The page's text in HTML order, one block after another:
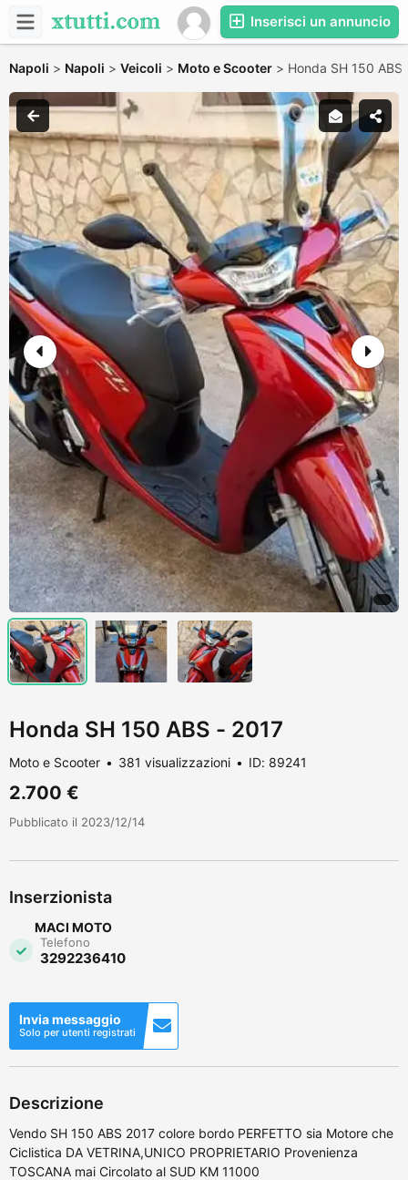
Inserisci un annuncio
Napoli > Napoli > Veicoli > Moto e Scooter > Honda SH 150
Honda SH 150 ABS - 2017
Moto e Scooter 381 visualizzazioni ID: 89241
2.700 €
Pubblicato il 2023/12/14
Inserzionista
MACI MOTO
Telefono
3292236410
Invia messaggio
Solo per utenti registrati
Descrizione
Vendo SH 150 ABS 2017 colore bordo PERFETTO sia Motore che
Ciclistica DA VETRINA,UNICO PROPRIETARIO Provenienza
TOSCANA mai Circolato al SUD KM 11000